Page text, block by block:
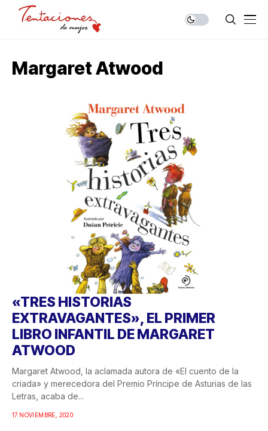
Margaret Atwood
«TRES HISTORIAS
EXTRAVAGANTES», EL PRIMER
LIBRO INFANTIL DE MARGARET
ATWOOD
Margaret Atwood, la aclamada autora de «El cuento de la
criada» y merecedora del Premio Príncipe de Asturias de las
Letras, acaba de...
17 NOVIEMBRE, 2020